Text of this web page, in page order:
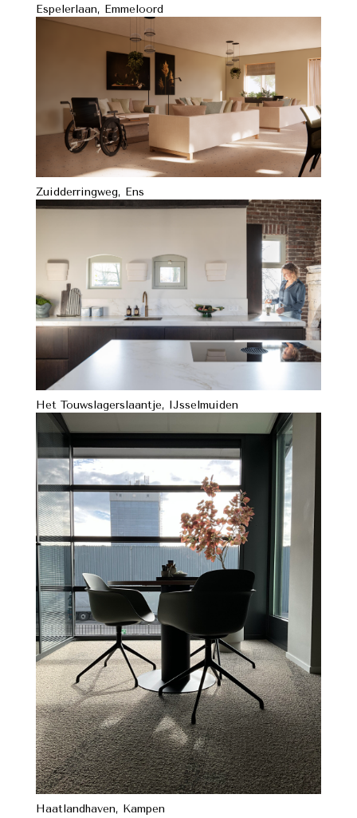
Espelerlaan, Emmeloord
Zuidderringweg, Ens
Het Touwslagerslaantje, IJsselmuiden
Haatlandhaven, Kampen